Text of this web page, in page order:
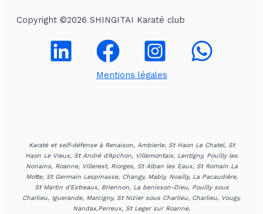
Copyright ©2026 SHINGITAI Karaté club
Mentions légales
Karaté et self-défense à Renaison, Ambierle, St Haon Le Chatel, St
Haon Le Vieux, St André d'Apchon, Villemontais, Lentigny, Pouilly les
Nonains, Roanne, Villerest, Riorges, St Alban les Eaux, St Romain La
Motte, St Germain Lespinasse, Changy, Mably, Noailly, La Pacaudière,
St Martin d'Estreaux, Briennon, La benisson-Dieu, Pouilly sous
Charlieu, Iguerande, Marcigny, St Nizier sous Charlieu, Charlieu, Vougy,
Nandax,Perreux, St Leger sur Roanne,